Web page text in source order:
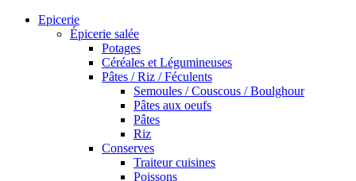
Epicerie
Épicerie salée
Potages
Céréales et Légumineuses
Pâtes / Riz / Féculents
Semoules / Couscous / Boulghour
Pâtes aux oeufs
Pâtes
Riz
Conserves
Traiteur cuisines
Poissons